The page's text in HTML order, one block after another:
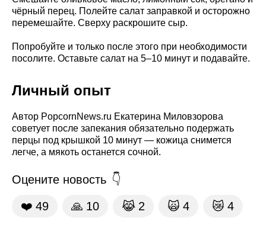
чёрный перец. Полейте салат заправкой и осторожно
перемешайте. Сверху раскрошите сыр.
Попробуйте и только после этого при необходимости
посолите. Оставьте салат на 5–10 минут и подавайте.
Личный опыт
Автор PopcornNews.ru Екатерина Миловзорова
советует после запекания обязательно подержать
перцы под крышкой 10 минут — кожица снимется
легче, а мякоть останется сочной.
Оцените новость
❤️ 49 🙏 10 😹 2 🙀 4 😿 4